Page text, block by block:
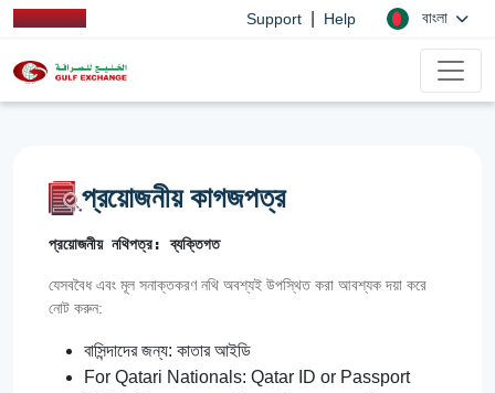
Support Help বাংলা
প্রয়োজনীয় কাগজপত্র
প্রয়োজনীয় নথিপত্র: ব্যক্তিগত
যেসববৈধ এবং মূল সনাক্তকরণ নথি অবশ্যই উপস্থিত করা আবশ্যক দয়া করে
নোট করুন:
বাসিন্দাদের জন্য: কাতার আইডি
For Qatari Nationals: Qatar ID or Passport